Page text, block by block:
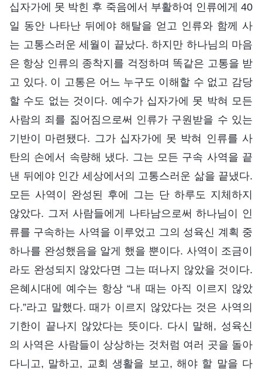
십자가에 못 박힌 후 죽음에서 부활하여 인류에게 40
일 동안 나타난 뒤에야 해탈을 얻고 인류와 함께 사
는 고통스러운 세월이 끝났다. 하지만 하나님의 마음
은 항상 인류의 종착지를 걱정하며 똑같은 고통을 받
고 있다. 이 고통은 어느 누구도 이해할 수 없고 감당
할 수도 없는 것이다. 예수가 십자가에 못 박혀 모든
사람의 죄를 짊어짐으로써 인류가 구원받을 수 있는
기반이 마련됐다. 그가 십자가에 못 박혀 인류를 사
탄의 손에서 속량해 냈다. 그는 모든 구속 사역을 끝
낸 뒤에야 인간 세상에서의 고통스러운 삶을 끝냈다.
모든 사역이 완성된 후에 그는 단 하루도 지체하지
않았다. 그저 사람들에게 나타남으로써 하나님이 인
류를 구속하는 사역을 이루었고 그의 성육신 계획 중
하나를 완성했음을 알게 했을 뿐이다. 사역이 조금이
라도 완성되지 않았다면 그는 떠나지 않았을 것이다.
은혜시대에 예수는 항상 “내 때는 아직 이르지 않았
다.”라고 말했다. 때가 이르지 않았다는 것은 사역의
기한이 끝나지 않았다는 뜻이다. 다시 말해, 성육신
의 사역은 사람들이 상상하는 것처럼 여러 곳을 돌아
다니고, 말하고, 교회 생활을 보고, 해야 할 말을 다